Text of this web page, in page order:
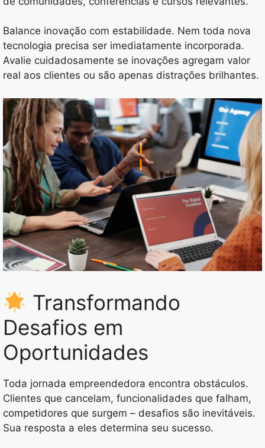
Balance inovação com estabilidade. Nem toda nova
tecnologia precisa ser imediatamente incorporada.
Avalie cuidadosamente se inovações agregam valor
real aos clientes ou são apenas distrações brilhantes.
Transformando
Desafios em
Oportunidades
Toda jornada empreendedora encontra obstáculos.
Clientes que cancelam, funcionalidades que falham,
competidores que surgem – desafios são inevitáveis.
Sua resposta a eles determina seu sucesso.